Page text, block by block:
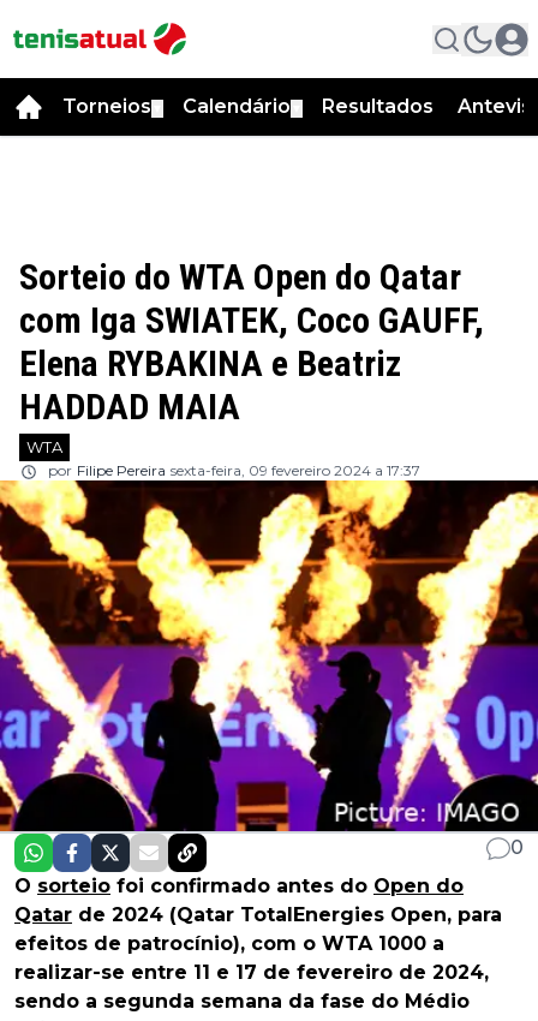
Torneios Calendário Resultados
Sorteio do WTA Open do Qatar
com Iga SWIATEK, Coco GAUFF,
Elena RYBAKINA e Beatriz
HADDAD MAIA
WTA
por Filipe Pereira sexta-feira, 09 fevereiro 2024 a 17:37
0
O sorteio foi confirmado antes do Open do
Qatar de 2024 (Qatar TotalEnergies Open, para
efeitos de patrocínio), com o WTA 1000 a
realizar-se entre 11 e 17 de fevereiro de 2024,
sendo a segunda semana da fase do Médio